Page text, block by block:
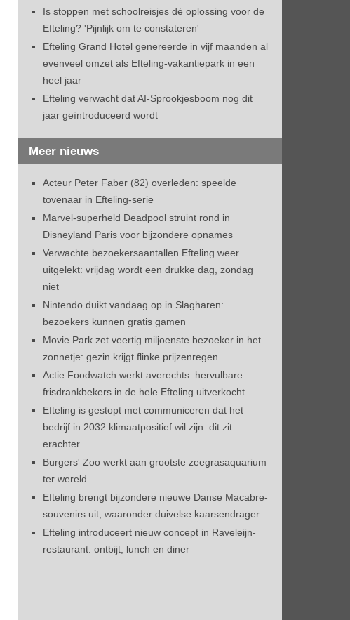
Is stoppen met schoolreisjes dé oplossing voor de
Efteling? 'Pijnlijk om te constateren'
Efteling Grand Hotel genereerde in vijf maanden al
evenveel omzet als Efteling-vakantiepark in een
heel jaar
Efteling verwacht dat AI-Sprookjesboom nog dit
jaar geïntroduceerd wordt
Meer nieuws
Acteur Peter Faber (82) overleden: speelde
tovenaar in Efteling-serie
Marvel-superheld Deadpool struint rond in
Disneyland Paris voor bijzondere opnames
Verwachte bezoekersaantallen Efteling weer
uitgelekt: vrijdag wordt een drukke dag, zondag
niet
Nintendo duikt vandaag op in Slagharen:
bezoekers kunnen gratis gamen
Movie Park zet veertig miljoenste bezoeker in het
zonnetje: gezin krijgt flinke prijzenregen
Actie Foodwatch werkt averechts: hervulbare
frisdrankbekers in de hele Efteling uitverkocht
Efteling is gestopt met communiceren dat het
bedrijf in 2032 klimaatpositief wil zijn: dit zit
erachter
Burgers' Zoo werkt aan grootste zeegrasaquarium
ter wereld
Efteling brengt bijzondere nieuwe Danse Macabre-
souvenirs uit, waaronder duivelse kaarsendrager
Efteling introduceert nieuw concept in Raveleijn-
restaurant: ontbijt, lunch en diner